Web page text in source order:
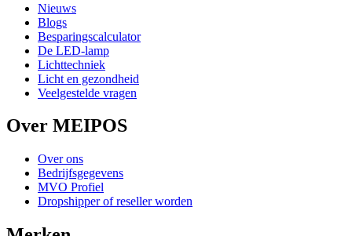
Nieuws
Blogs
Besparingscalculator
De LED-lamp
Lichttechniek
Licht en gezondheid
Veelgestelde vragen
Over MEIPOS
Over ons
Bedrijfsgegevens
MVO Profiel
Dropshipper of reseller worden